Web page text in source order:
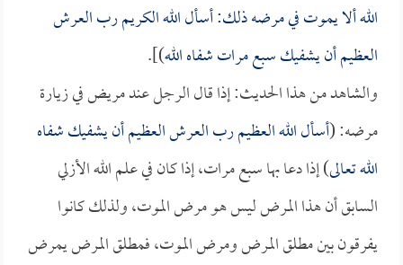
الله ألا يموت في مرضه ذلك: أسأل الله الكريم رب العرش
العظيم أن يشفيك سبع مرات شفاه الله)].
والشاهد من هذا الحديث: إذا قال الرجل عند مريض في زيارة
مرضه: (أسأل الله العظيم رب العرش العظيم أن يشفيك شفاه
الله تعالى) إذا دعا بها سبع مرات، إذا كان في علم الله الأزلي
السابق أن هذا المرض ليس هو مرض الموت، ولذلك كانوا
يفرقون بين مطلق المرض ومرض الموت، فمطلق المرض يمرض